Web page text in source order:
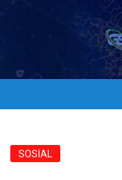
SOSİAL